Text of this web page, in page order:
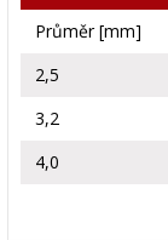
Průměr [mm]
2,5
3,2
4,0